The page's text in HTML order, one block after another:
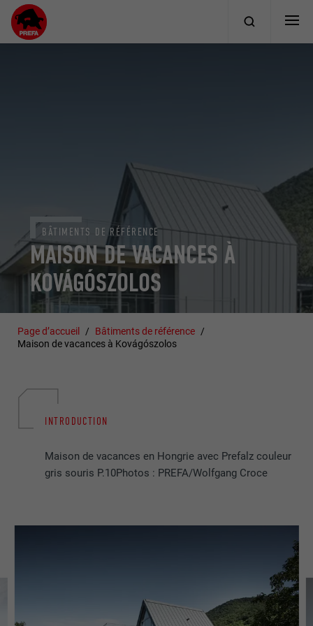
MAISON DE VACANCES À
KOVÁGÓSZOLOS
BÂTIMENTS DE RÉFÉRENCE
Page d’accueil
Bâtiments de référence
Maison de vacances à Kovágószolos
INTRODUCTION
Maison de vacances en Hongrie avec Prefalz couleur
gris souris P.10Photos : PREFA/Wolfgang Croce